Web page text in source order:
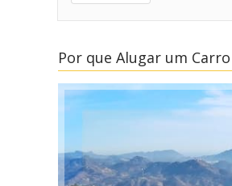
Por que Alugar um